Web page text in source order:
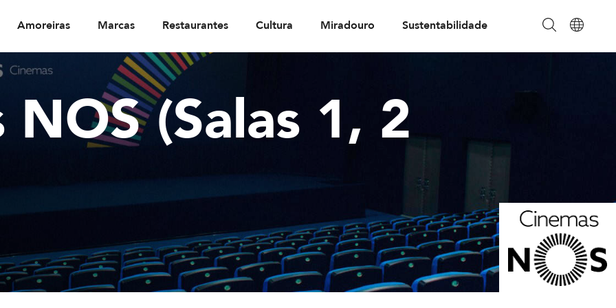
Amoreiras Marcas Restaurantes Cultura Miradouro Sustentabilidade
NOS (Salas 1, 2